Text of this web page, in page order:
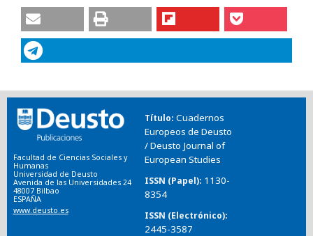
Facultad de Ciencias Sociales y
Humanas
Universidad de Deusto
Avenida de las Universidades 24
48007 Bilbao
ESPAÑA
www.deusto.es
Título Cuadernos
Europeos de Deusto
/ Deusto Journal of
European Studies
ISSN (Papel) 1130-
8354
ISSN (Electrónico)
2445-3587